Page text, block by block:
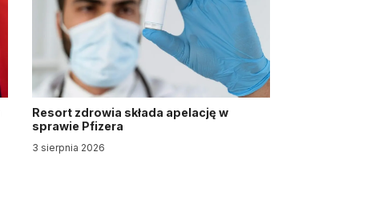
Resort zdrowia składa apelację w
sprawie Pfizera
3 sierpnia 2026